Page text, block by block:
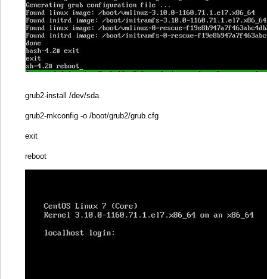
grub2-install /dev/sda
grub2-mkconfig -o /boot/grub2/grub.cfg
exit
reboot